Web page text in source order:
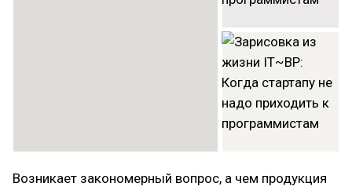
Возникает закономерный вопрос, а чем продукция